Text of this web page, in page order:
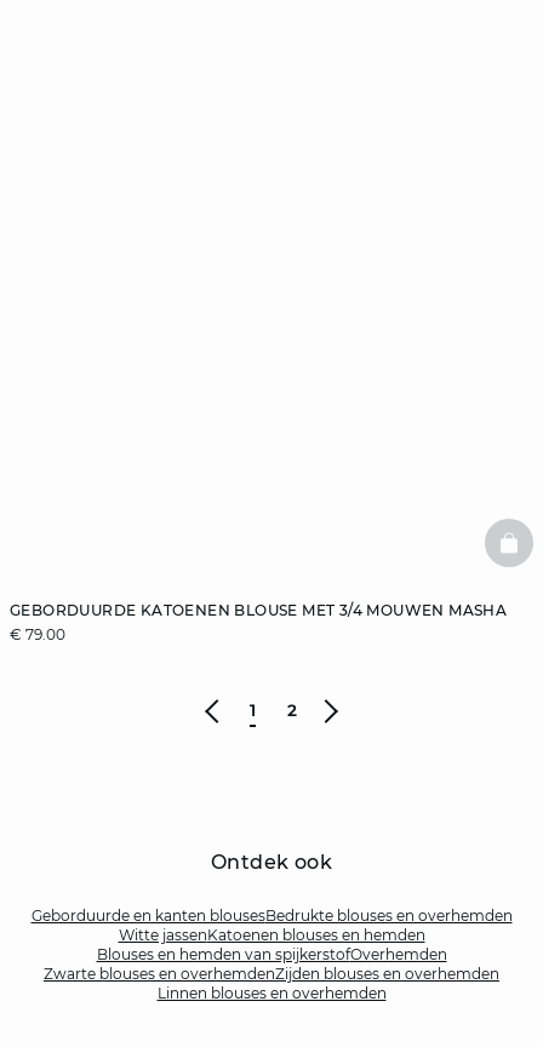
GEBORDUURDE KATOENEN BLOUSE MET 3/4 MOUWEN MASHA
€ 79.00
1 2
Ontdek ook
Geborduurde en kanten blousesBedrukte blouses en overhemden
Witte jassenKatoenen blouses en hemden
Blouses en hemden van spijkerstofOverhemden
Zwarte blouses en overhemdenZijden blouses en overhemden
Linnen blouses en overhemden